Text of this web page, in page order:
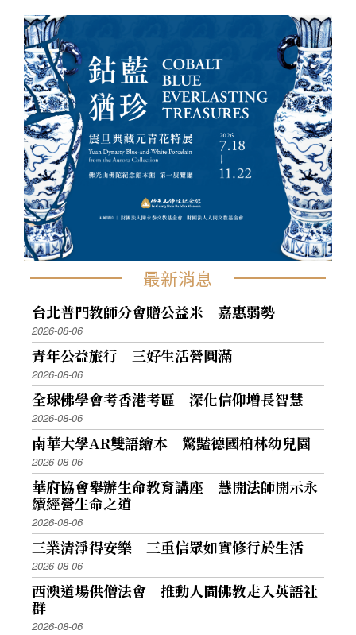
最新消息
台北普門教師分會贈公益米 嘉惠弱勢
2026-08-06
青年公益旅行 三好生活營圓滿
2026-08-06
全球佛學會考香港考區 深化信仰增長智慧
2026-08-06
南華大學AR雙語繪本 驚豔德國柏林幼兒園
2026-08-06
華府協會舉辦生命教育講座 慧開法師開示永
續經營生命之道
2026-08-06
三業清淨得安樂 三重信眾如實修行於生活
2026-08-06
西澳道場供僧法會 推動人間佛教走入英語社
群
2026-08-06